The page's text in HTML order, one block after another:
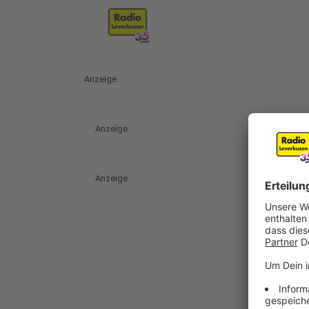
Anzeige
Anzeige
Anzeige